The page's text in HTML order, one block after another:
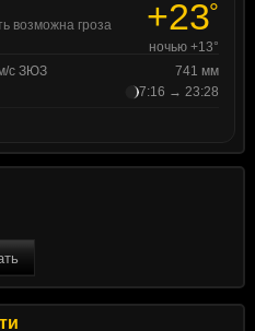
возможна гроза +23°
ночью +13°
с ЗЮЗ
741 мм
7:16 → 23:28